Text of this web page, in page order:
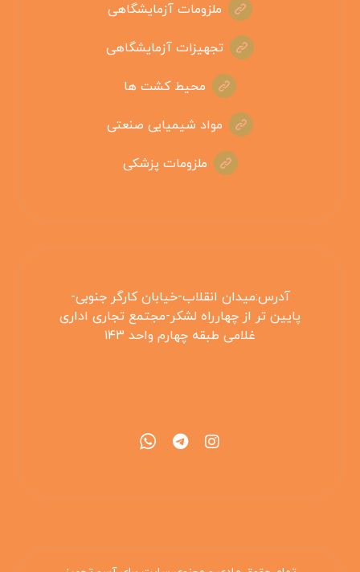
ملزومات آزمایشگاهی
تجهیزات آزمایشگاهی
محیط کشت ها
مواد شیمیایی صنعتی
ملزومات پزشکی
آدرس:میدان انقلاب-خیابان کارگر جنوبی-
پایین تر از چهارراه لشکر-مجتمع تجاری اداری
غلامی طبقه چهارم واحد ۱۴۳